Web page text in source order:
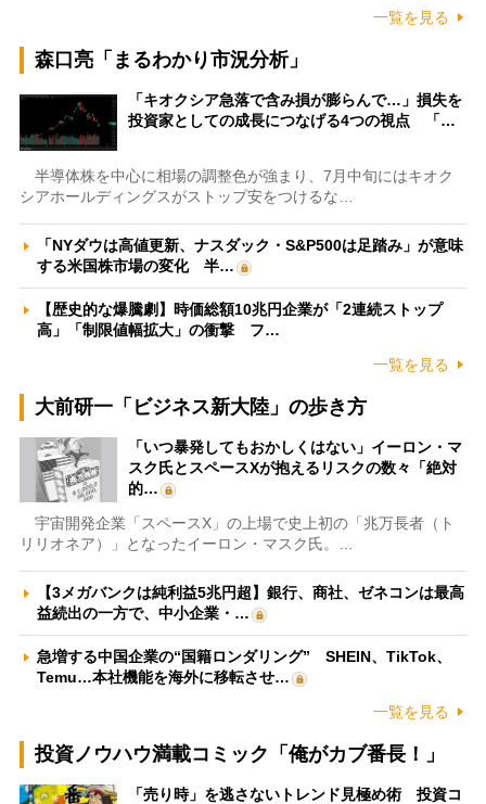
一覧を見る
森口亮「まるわかり市況分析」
「キオクシア急落で含み損が膨らんで…」損失を
投資家としての成長につなげる4つの視点 「…
半導体株を中心に相場の調整色が強まり、7月中旬にはキオク
シアホールディングスがストップ安をつけるな…
「NYダウは高値更新、ナスダック・S&P500は足踏み」が意味
する米国株市場の変化 半…
【歴史的な爆騰劇】時価総額10兆円企業が「2連続ストップ
高」「制限値幅拡大」の衝撃 フ…
一覧を見る
大前研一「ビジネス新大陸」の歩き方
「いつ暴発してもおかしくはない」イーロン・マ
スク氏とスペースXが抱えるリスクの数々「絶対
的…
宇宙開発企業「スペースX」の上場で史上初の「兆万長者（ト
リリオネア）」となったイーロン・マスク氏。…
【3メガバンクは純利益5兆円超】銀行、商社、ゼネコンは最高
益続出の一方で、中小企業・…
急増する中国企業の“国籍ロンダリング” SHEIN、TikTok、
Temu…本社機能を海外に移転させ…
一覧を見る
投資ノウハウ満載コミック「俺がカブ番長！」
「売り時」を逃さないトレンド見極め術 投資コ